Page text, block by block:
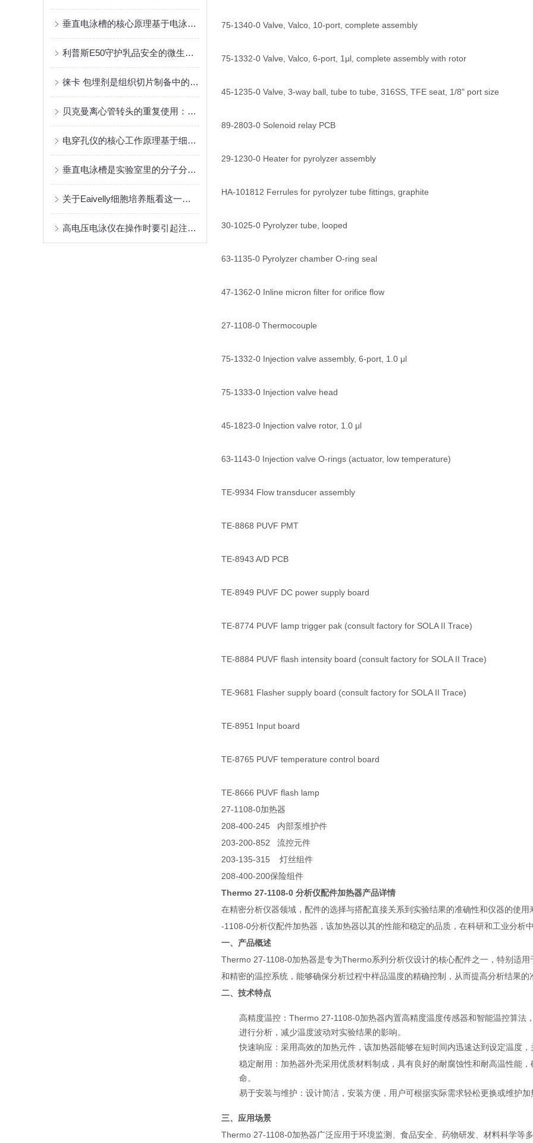
垂直电泳槽的核心原理基于电泳现象
利普斯E50守护乳品安全的微生物哨兵
徕卡 包埋剂是组织切片制备中的关键角色
贝克曼离心管转头的重复使用：可行性与注意事项
电穿孔仪的核心工作原理基于细胞膜的电学特性
垂直电泳槽是实验室里的分子分离工具
关于Eaivelly细胞培养瓶看这一篇就够了
高电压电泳仪在操作时要引起注意的一些事项
75-1340-0 Valve, Valco, 10-port, complete assembly
75-1332-0 Valve, Valco, 6-port, 1μl, complete assembly with rotor
45-1235-0 Valve, 3-way ball, tube to tube, 316SS, TFE seat, 1/8" port size
89-2803-0 Solenoid relay PCB
29-1230-0 Heater for pyrolyzer assembly
HA-101812 Ferrules for pyrolyzer tube fittings, graphite
30-1025-0 Pyrolyzer tube, looped
63-1135-0 Pyrolyzer chamber O-ring seal
47-1362-0 Inline micron filter for orifice flow
27-1108-0 Thermocouple
75-1332-0 Injection valve assembly, 6-port, 1.0 μl
75-1333-0 Injection valve head
45-1823-0 Injection valve rotor, 1.0 μl
63-1143-0 Injection valve O-rings (actuator, low temperature)
TE-9934 Flow transducer assembly
TE-8868 PUVF PMT
TE-8943 A/D PCB
TE-8949 PUVF DC power supply board
TE-8774 PUVF lamp trigger pak (consult factory for SOLA II Trace)
TE-8884 PUVF flash intensity board (consult factory for SOLA II Trace)
TE-9681 Flasher supply board (consult factory for SOLA II Trace)
TE-8951 Input board
TE-8765 PUVF temperature control board
TE-8666 PUVF flash lamp
27-1108-0加热器
208-400-245 内部泵维护件
203-200-852 流控元件
203-135-315 灯丝组件
208-400-200保险组件
Thermo 27-1108-0 分析仪配件加热器产品详情
在精密分析仪器领域，配件的选择与搭配直接关系到实验结果的准确性和仪器的使
-1108-0分析仪配件加热器，该加热器以其的性能和稳定的品质，在科研和工业分析
一、产品概述
Thermo 27-1108-0加热器是专为Thermo系列分析仪设计的核心配件之一，特别适
和精密的温控系统，能够确保分析过程中样品温度的精确控制，从而提高分析结果的
二、技术特点
高精度温控 ：Thermo 27-1108-0加热器内置高精度温度传感器和智能温控算
进行分析，减少温度波动对实验结果的影响。
快速响应 ：采用高效的加热元件，该加热器能够在短时间内迅速达到设定温度
稳定耐用 ：加热器外壳采用优质材料制成，具有良好的耐腐蚀性和耐高温性能
命。
易于安装与维护 ：设计简洁，安装方便，用户可根据实际需求轻松更换或维护
三、应用场景
Thermo 27-1108-0加热器广泛应用于环境监测、食品安全、药物研发、材料科学等